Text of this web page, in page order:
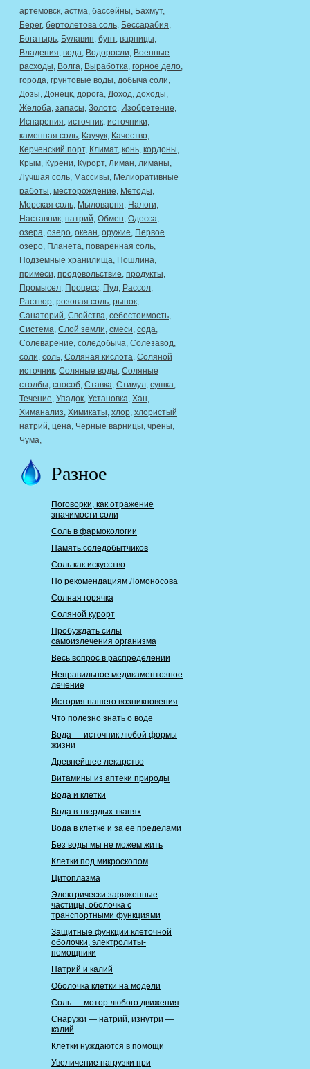
артемовск, астма, бассейны, Бахмут,
Берег, бертолетова соль, Бессарабия,
Богатырь, Булавин, бунт, варницы,
Владения, вода, Водоросли, Военные
расходы, Волга, Выработка, горное дело,
города, грунтовые воды, добыча соли,
Дозы, Донецк, дорога, Доход, доходы,
Желоба, запасы, Золото, Изобретение,
Испарения, источник, источники,
каменная соль, Каучук, Качество,
Керченский порт, Климат, конь, кордоны,
Крым, Курени, Курорт, Лиман, лиманы,
Лучшая соль, Массивы, Мелиоративные
работы, месторождение, Методы,
Морская соль, Мыловарня, Налоги,
Наставник, натрий, Обмен, Одесса,
озера, озеро, океан, оружие, Первое
озеро, Планета, поваренная соль,
Подземные хранилища, Пошлина,
примеси, продовольствие, продукты,
Промысел, Процесс, Пуд, Рассол,
Раствор, розовая соль, рынок,
Санаторий, Свойства, себестоимость,
Система, Слой земли, смеси, сода,
Солеварение, соледобыча, Солезавод,
соли, соль, Соляная кислота, Соляной
источник, Соляные воды, Соляные
столбы, способ, Ставка, Стимул, сушка,
Течение, Упадок, Установка, Хан,
Химанализ, Химикаты, хлор, хлористый
натрий, цена, Черные варницы, чрены,
Чума,
Разное
Поговорки, как отражение
значимости соли
Соль в фармокологии
Память соледобытчиков
Соль как искусство
По рекомендациям Ломоносова
Солная горячка
Соляной курорт
Пробуждать силы
самоизлечения организма
Весь вопрос в распределении
Неправильное медикаментозное
лечение
История нашего возникновения
Что полезно знать о воде
Вода — источник любой формы
жизни
Древнейшее лекарство
Витамины из аптеки природы
Вода и клетки
Вода в твердых тканях
Вода в клетке и за ее пределами
Без воды мы не можем жить
Клетки под микроскопом
Цитоплазма
Электрически заряженные
частицы, оболочка с
транспортными функциями
Защитные функции клеточной
оболочки, электролиты-
помощники
Натрий и калий
Оболочка клетки на модели
Соль — мотор любого движения
Снаружи — натрий, изнутри —
калий
Клетки нуждаются в помощи
Увеличение нагрузки при